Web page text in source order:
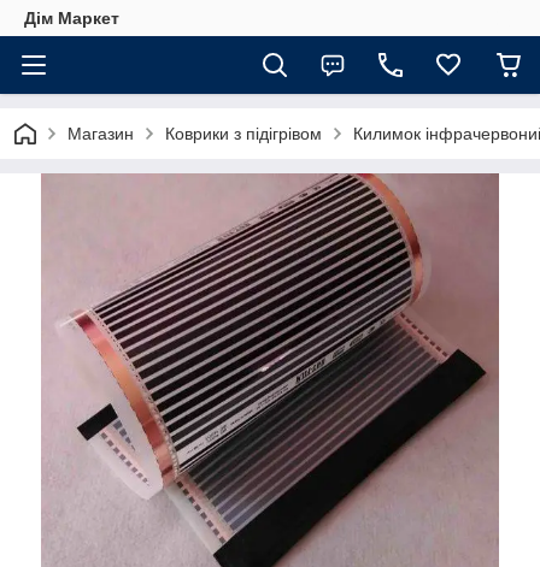
Дім Маркет
Магазин Коврики з підігрівом Килимок